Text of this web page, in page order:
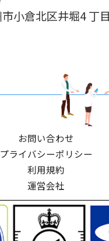
小倉北区井堀4 丁
お問い合わせ
プライバシーポリシー
利用規約
運営会社